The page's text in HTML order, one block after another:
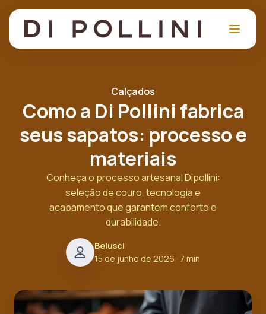
Calçados
Como a Di Pollini fabrica
seus sapatos: processo e
materiais
Conheça o processo artesanal Dipollini:
seleção de couro, tecnologia e
acabamento que garantem conforto e
durabilidade.
Belusci
15 de junho de 2026 · 7 min